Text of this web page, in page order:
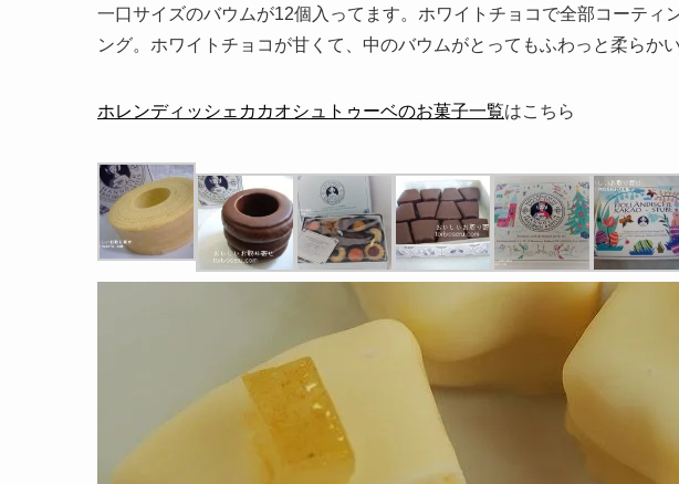
一口サイズのバウムが12個入ってます。ホワイトチョコで全部コーティ
ング。ホワイトチョコが甘くて、中のバウムがとってもふわっと柔らかい
ホレンディッシェカカオシュトゥーベのお菓子一覧はこちら